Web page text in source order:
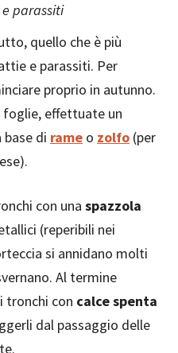
parassiti
quello che è più
e parassiti. Per
proprio in autunno.
foglie, effettuate un
di rame o zolfo (per
con una spazzola
(reperibili nei
si annidano molti
Al termine
tronchi con calce spenta
dal passaggio delle